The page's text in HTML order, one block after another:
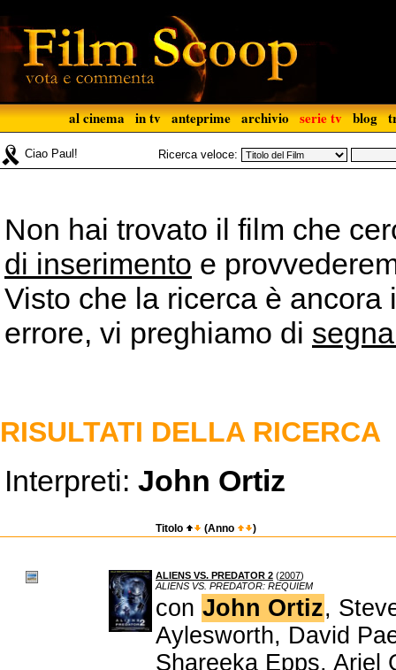
al cinema in tv anteprime archivio serie tv blog
Ciao Paul! Ricerca veloce:
Non hai trovato il film che
di inserimento e
Visto che la ricerca è
errore, vi preghiamo di
RISULTATI DELLA RICERCA
Interpreti: John Ortiz
Titolo (Anno )
ALIENS VS. PREDATOR 2 (2007)
ALIENS VS. PREDATOR: REQUIEM
con John Ortiz,
Aylesworth, David
Shareeka Epps, Ariel